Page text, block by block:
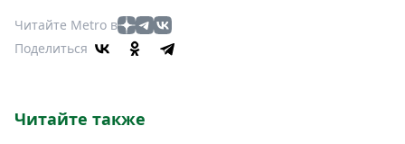
Читайте Metro в
Поделиться
Читайте также